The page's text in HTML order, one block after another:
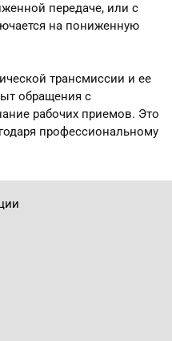
передаче, или с
на пониженную
трансмиссии и ее
обращения с
рабочих приемов. Это
профессиональному